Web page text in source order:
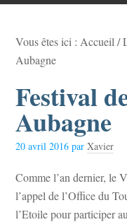
Vous êtes ici : Accueil /
Aubagne
Festival
Aubagne
20 avril 2016 parXavier
Comme l’an dernier, le
l’appel de l’Office du
l’Etoile pour participer